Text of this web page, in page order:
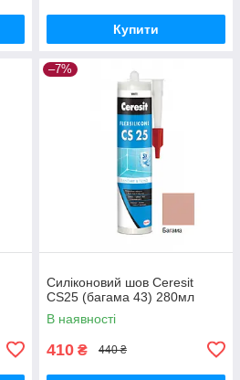
Купити
–7%
Силіконовий шов Ceresit
CS25 (багама 43) 280мл
В наявності
410 ₴ 440 ₴